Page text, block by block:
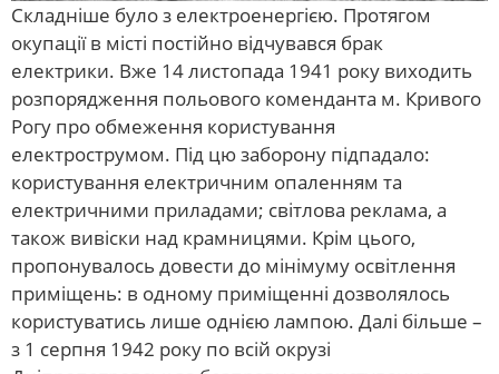
Складніше було з електроенергією. Протягом
окупації в місті постійно відчувався брак
електрики. Вже 14 листопада 1941 року виходить
розпорядження польового коменданта м. Кривого
Рогу про обмеження користування
електрострумом. Під цю заборону підпадало:
користування електричним опаленням та
електричними приладами; світлова реклама, а
також вивіски над крамницями. Крім цього,
пропонувалось довести до мінімуму освітлення
приміщень: в одному приміщенні дозволялось
користуватись лише однією лампою. Далі більше –
з 1 серпня 1942 року по всій окрузі